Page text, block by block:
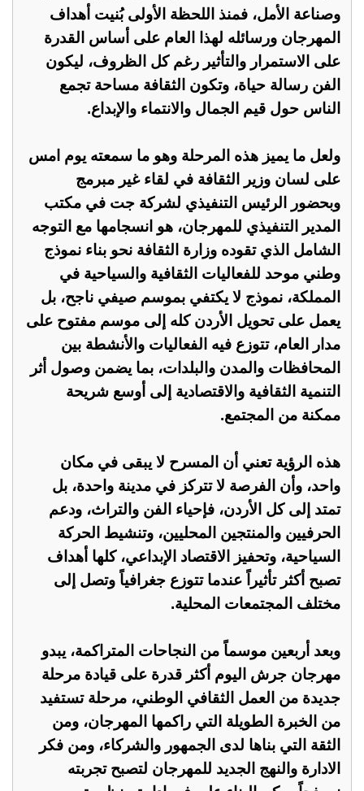
وصناعة الأمل، فمنذ اللحظة الأولى بُنيت أهداف
المهرجان ورسائله لهذا العام على أساس القدرة
على الاستمرار والتأثير رغم كل الظروف، ليكون
الفن رسالة حياة، وتكون الثقافة مساحة تجمع
الناس حول قيم الجمال والانتماء والإبداع.
ولعل ما يميز هذه المرحلة وهو ما سمعته يوم امس
على لسان وزير الثقافة في لقاء غير مبرمج
وبحضور الرئيس التنفيذي لشركة جت في مكتب
المدير التنفيذي للمهرجان، هو انسجامها مع التوجه
الشامل الذي تقوده وزارة الثقافة نحو بناء نموذج
وطني موحد للفعاليات الثقافية والسياحية في
المملكة، نموذج لا يكتفي بموسم صيفي ناجح، بل
يعمل على تحويل الأردن كله إلى موسم مفتوح على
مدار العام، تتوزع فيه الفعاليات والأنشطة بين
المحافظات والمدن والبلدات، بما يضمن وصول أثر
التنمية الثقافية والاقتصادية إلى أوسع شريحة
ممكنة من المجتمع.
هذه الرؤية تعني أن المسرح لا يبقى في مكان
واحد، وأن الفرصة لا تتركز في مدينة واحدة، بل
تمتد إلى كل الأردن، فإحياء الفن والتراث، ودعم
الحرفيين والمنتجين المحليين، وتنشيط الحركة
السياحية، وتحفيز الاقتصاد الإبداعي، كلها أهداف
تصبح أكثر تأثيراً عندما تتوزع جغرافياً وتصل إلى
مختلف المجتمعات المحلية.
وبعد أربعين موسماً من النجاحات المتراكمة، يبدو
مهرجان جرش اليوم أكثر قدرة على قيادة مرحلة
جديدة من العمل الثقافي الوطني، مرحلة تستفيد
من الخبرة الطويلة التي راكمها المهرجان، ومن
الثقة التي بناها لدى الجمهور والشركاء، ومن فكر
الادارة والنهج الجديد للمهرجان لتصبح تجربته